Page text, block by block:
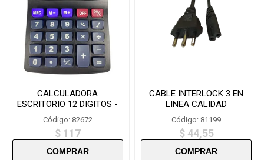
CALCULADORA
ESCRITORIO 12 DIGITOS -
DS638A
Código: 82672
$ 117
CABLE INTERLOCK 3 EN
LINEA CALIDAD
Código: 81199
$ 44,55